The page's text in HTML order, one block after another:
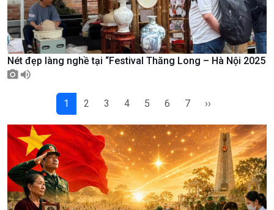
Podcast
Góc nhìn VOV1
10 phút Sự kiện - Luận bàn
Dòng chảy sự kiện
Đối thoại
Diễn đàn chủ nhật
Chuyện đêm
Nét đẹp làng nghề tại “Festival Thăng Long – Hà Nội 2025
1 2 3 4 5 6 7 ››